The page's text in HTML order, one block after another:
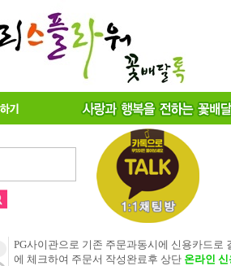
PG사이관으로 기존 주문과동시에 신용카드
에 체크하여 주문서 작성완료후 상단 온라인